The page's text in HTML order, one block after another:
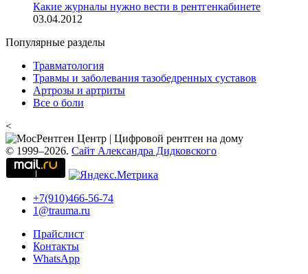
Какие журналы нужно вести в рентгенкабинете
03.04.2012
Популярные разделы
Травматология
Травмы и заболевания тазобедренных суставов
Артрозы и артриты
Все о боли
<
© 1999–2026. Сайт Александра Дидковского
+7(910)466-56-74
1@trauma.ru
Прайслист
Контакты
WhatsApp